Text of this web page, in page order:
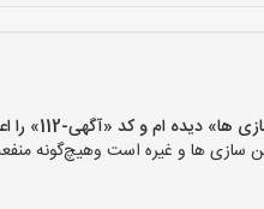
و کد «آگهی-112» را اعلام کنید»
ها و غیره است وهیچ‌گونه